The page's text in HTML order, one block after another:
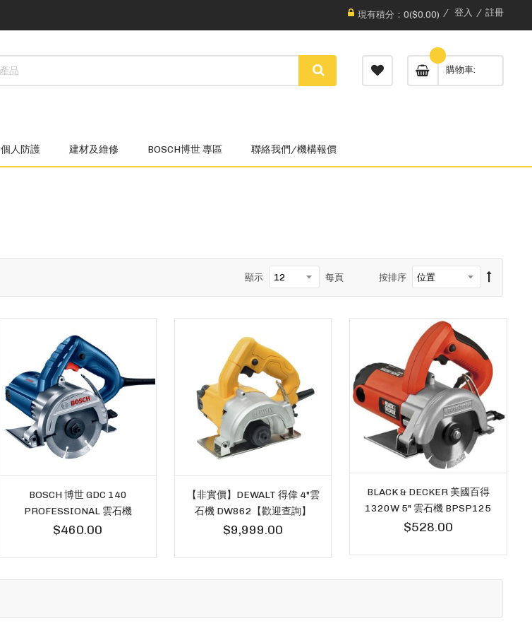
現有積分：0($0.00) 登入 註冊
購物車
個人防護 建材及維修 BOSCH博世 專區 聯絡我們/機構報價
按排序
顯示 每頁
BOSCH 博世 GDC 140
PROFESSIONAL 雲石機
$460.00
【非實價】DEWALT 得偉 4"雲
石機 DW862【歡迎查詢】
$9,999.00
BLACK & DECKER 美國百得
1320W 5" 雲石機 BPSP125
$528.00